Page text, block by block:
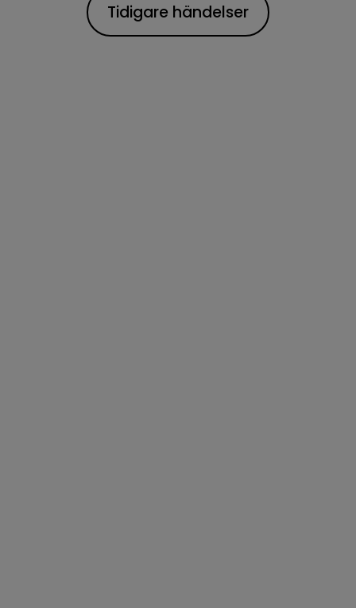
Tidigare händelser